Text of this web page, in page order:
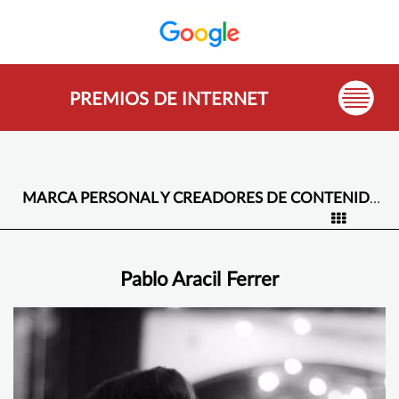
PREMIOS DE INTERNET
MARCA PERSONAL Y CREADORES DE CONTENIDO -
Pablo Aracil Ferrer